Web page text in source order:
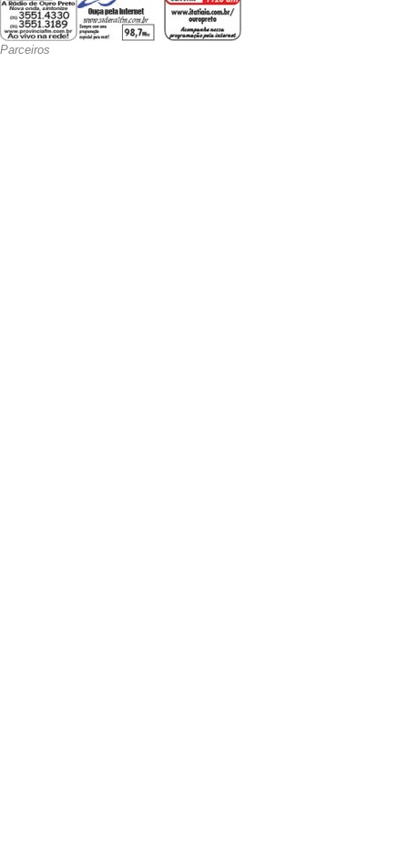
Parceiros